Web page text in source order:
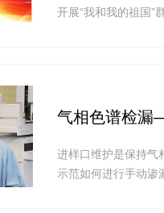
开展“我和我的祖国”
气相色谱检漏
进样口维护是保持气
示范如何进行手动渗